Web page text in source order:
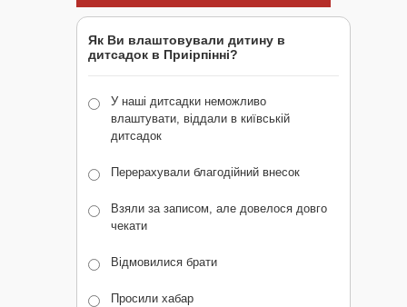
Як Ви влаштовували дитину в
дитсадок в Приірпінні?
У наші дитсадки неможливо
влаштувати, віддали в київській
дитсадок
Перерахували благодійний внесок
Взяли за записом, але довелося довго
чекати
Відмовилися брати
Просили хабар